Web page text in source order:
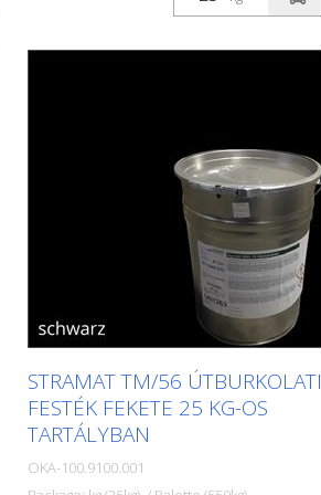
betonfelületeken használják, szegély-
és középvonalak, parkolóhelyek,
STRAMAT TM/56 ÚTBURKOLATI
FESTÉK FEKETE 25 KG-OS
TARTÁLYBAN
OKA-100.9100.001